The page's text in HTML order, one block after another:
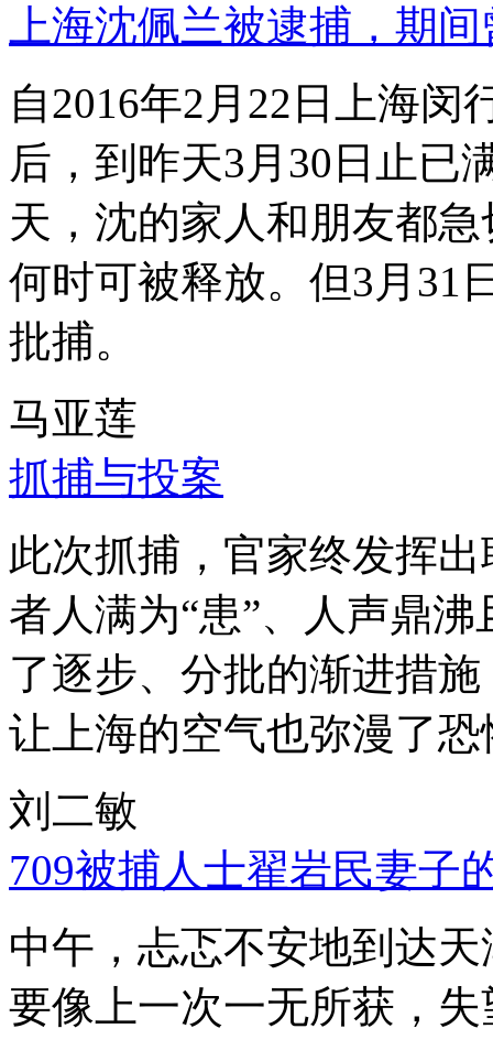
上海沈佩兰被逮捕，期
自2016年2月22日上海
后，到昨天3月30日止已
天，沈的家人和朋友都
何时可被释放。但3月31
批捕。
马亚莲
抓捕与投案
此次抓捕，官家终发挥
者人满为“患”、人声鼎
了逐步、分批的渐进措
让上海的空气也弥漫了
刘二敏
709被捕人士翟岩民妻子
中午，忐忑不安地到达
要像上一次一无所获，